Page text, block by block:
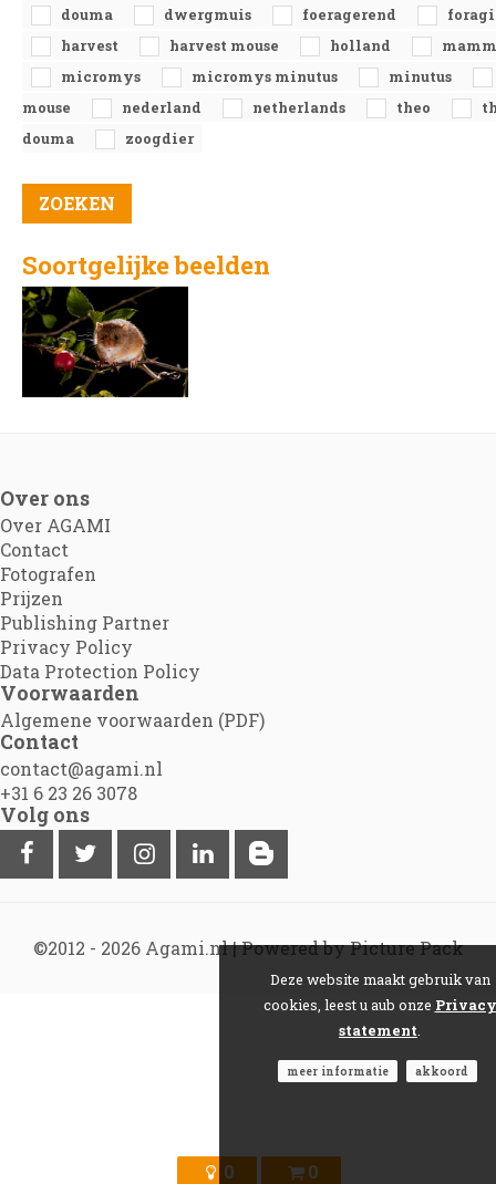
0 0
douma dwergmuis foeragerend
harvest
harvest mouse holland
micromys
micromys minutus
minutus
mouse
nederland netherlands theo
douma
zoogdier
Soortgelijke beelden
Over ons
Over AGAMI
Contact
Fotografen
Prijzen
Publishing Partner
Privacy Policy
Data Protection Policy
Voorwaarden
Algemene voorwaarden (PDF)
Contact
contact@agami.nl
+31 6 23 26 3078
Volg ons
©2012 - 2026 Agami.nl|Powered by Picture Pack
Deze website maakt gebruik van
cookies, leest u aub onze Privacy
statement
meer informatie akkoord